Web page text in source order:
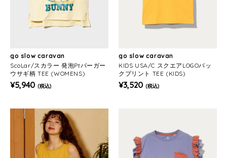
go slow caravan
ScoLar/スカラー 発泡Ptバーガー
ウサギ柄 TEE (WOMENS)
¥5,940 (税込)
go slow caravan
KIDS USA/C スクエアLOGOバッ
クプリント TEE (KIDS)
¥3,520 (税込)